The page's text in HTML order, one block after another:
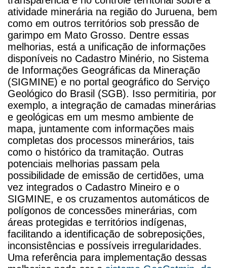
atividade minerária na região do Juruena, bem
como em outros territórios sob pressão de
garimpo em Mato Grosso. Dentre essas
melhorias, está a unificação de informações
disponíveis no Cadastro Minério, no Sistema
de Informações Geográficas da Mineração
(SIGMINE) e no portal geográfico do Serviço
Geológico do Brasil (SGB). Isso permitiria, por
exemplo, a integração de camadas minerárias
e geológicas em um mesmo ambiente de
mapa, juntamente com informações mais
completas dos processos minerários, tais
como o histórico da tramitação. Outras
potenciais melhorias passam pela
possibilidade de emissão de certidões, uma
vez integrados o Cadastro Mineiro e o
SIGMINE, e os cruzamentos automáticos de
polígonos de concessões minerárias, com
áreas protegidas e territórios indígenas,
facilitando a identificação de sobreposições,
inconsistências e possíveis irregularidades.
Uma referência para implementação dessas